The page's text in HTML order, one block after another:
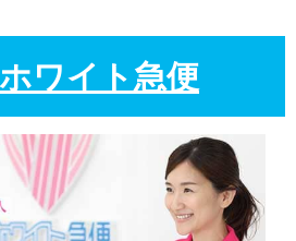
ホワイト急便